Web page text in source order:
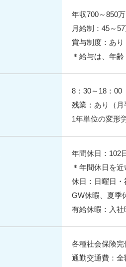
年収700～850
月給制：45～
賞与制度：あり
＊給与は、年
8：30～18：00
残業：あり（月
1年単位の変形
年間休日：102
＊年間休日を
休日：日曜日
GW休暇、夏季
有給休暇：入社
各種社会保険完
通勤交通費：